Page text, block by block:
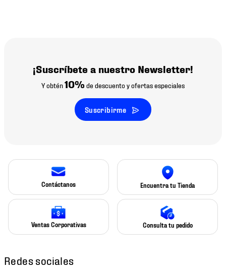
¡Suscríbete a nuestro Newsletter!
Y obtén10% de descuento y ofertas especiales
Suscribirme
Contáctanos Encuentra tu Tienda
Ventas Corporativas Consulta tu pedido
Redes sociales